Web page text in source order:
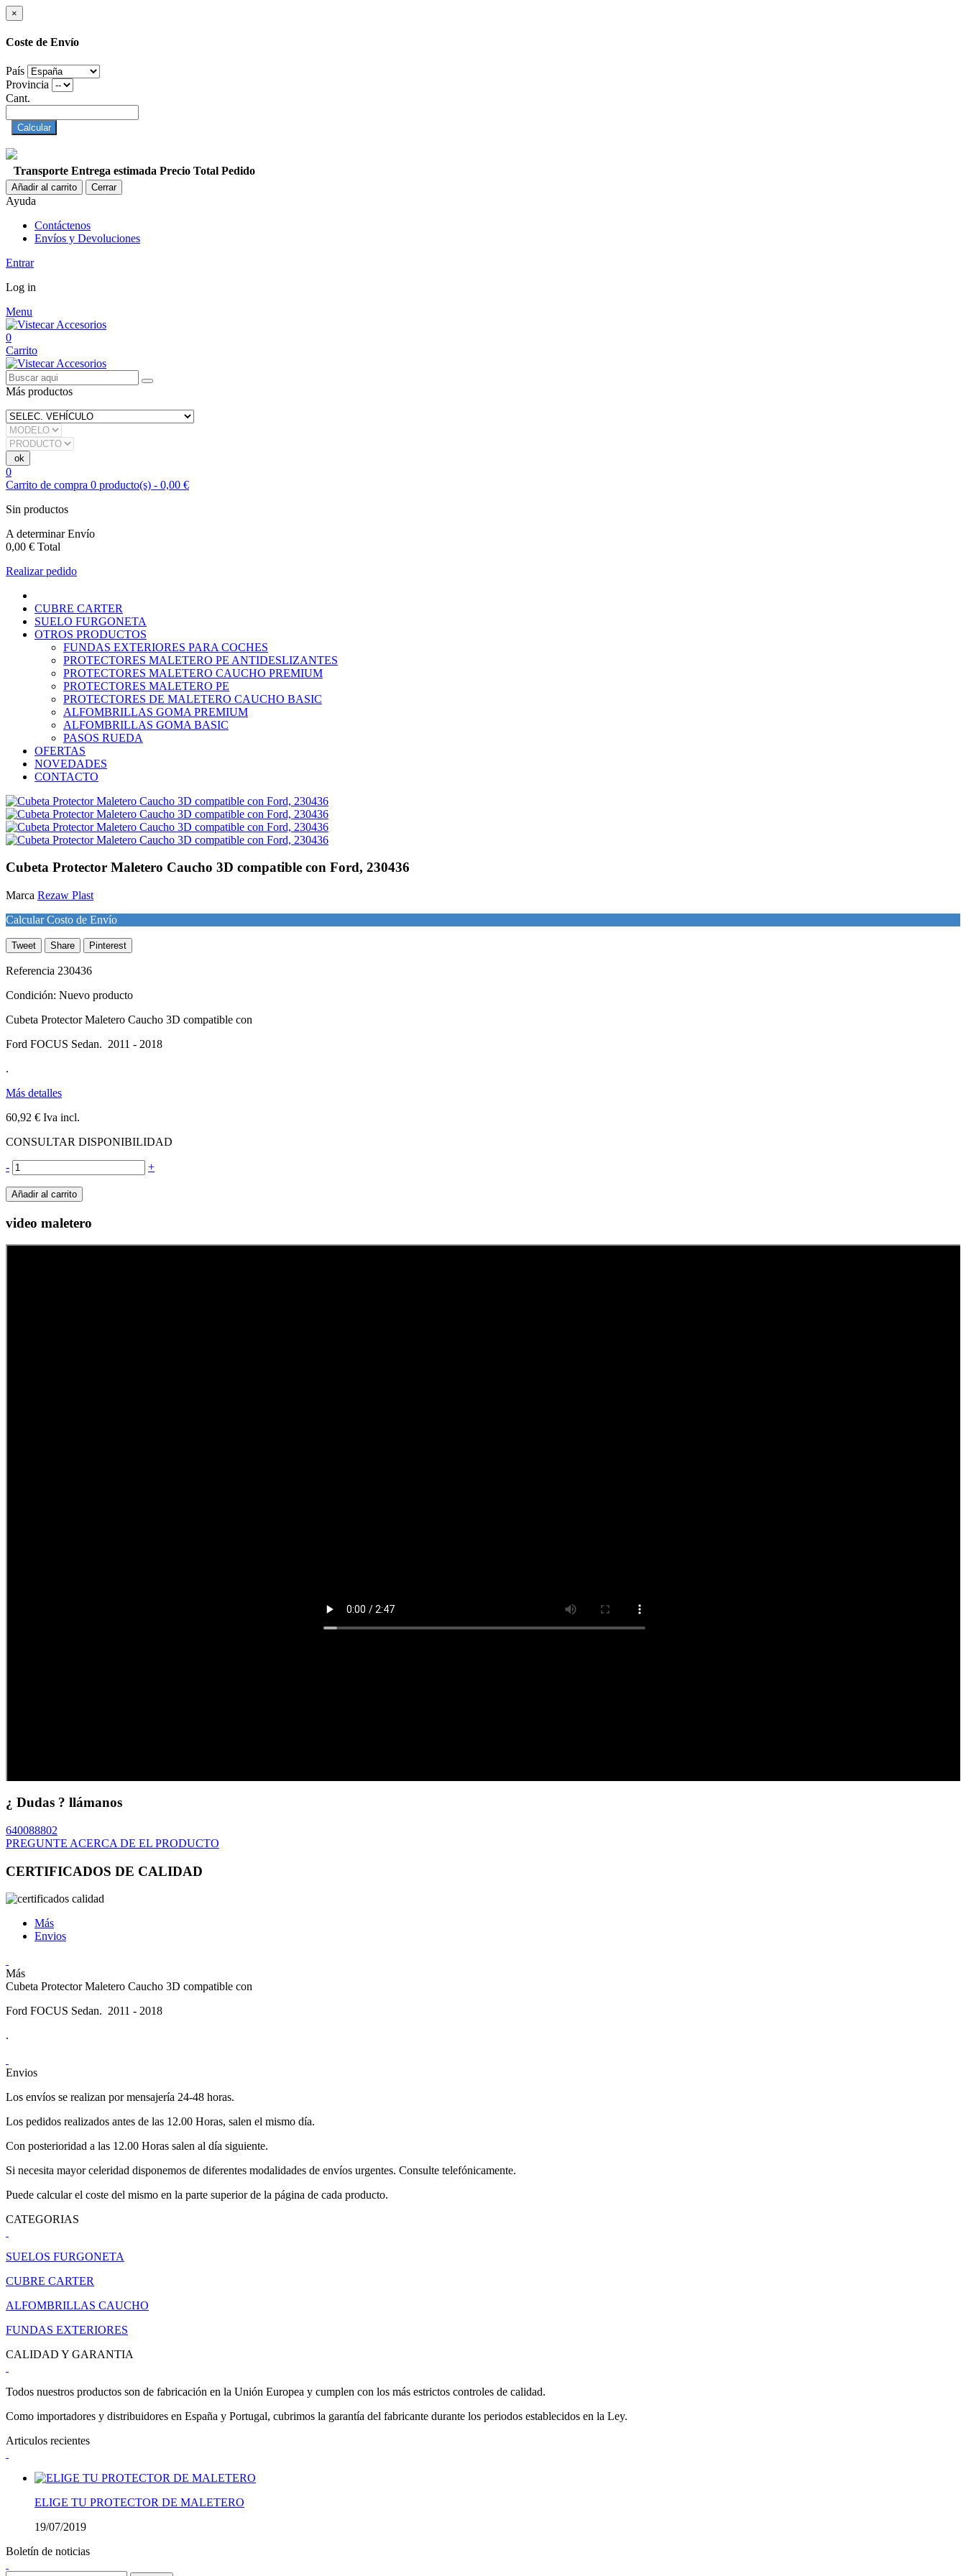
×
Coste de Envío
País
Provincia
Cant.
Calcular
Transporte Entrega estimada Precio Total Pedido
Añadir al carrito Cerrar
Ayuda
Contáctenos
Envíos y Devoluciones
Entrar
Log in
Menu
0
Carrito
Más productos
0
Carrito de compra 0 producto(s) - 0,00 €
Sin productos
A determinarEnvío
0,00 € Total
Realizar pedido
CUBRE CARTER
SUELO FURGONETA
OTROS PRODUCTOS
FUNDAS EXTERIORES PARA COCHES
PROTECTORES MALETERO PE ANTIDESLIZANTES
PROTECTORES MALETERO CAUCHO PREMIUM
PROTECTORES MALETERO PE
PROTECTORES DE MALETERO CAUCHO BASIC
ALFOMBRILLAS GOMA PREMIUM
ALFOMBRILLAS GOMA BASIC
PASOS RUEDA
OFERTAS
NOVEDADES
CONTACTO
Cubeta Protector Maletero Caucho 3D compatible con Ford, 230436
Marca Rezaw Plast
Calcular Costo de Envío
Tweet Share Pinterest
Referencia 230436
Condición: Nuevo producto
Cubeta Protector Maletero Caucho 3D compatible con
Ford FOCUS Sedan. 2011 - 2018
.
Más detalles
60,92 € Iva incl.
CONSULTAR DISPONIBILIDAD
- +
Añadir al carrito
video maletero
¿ Dudas ? llámanos
640088802
PREGUNTE ACERCA DE EL PRODUCTO
CERTIFICADOS DE CALIDAD
Más
Envios
Más
Cubeta Protector Maletero Caucho 3D compatible con
Ford FOCUS Sedan. 2011 - 2018
.
Envios
Los envíos se realizan por mensajería 24-48 horas.
Los pedidos realizados antes de las 12.00 Horas, salen el mismo día.
Con posterioridad a las 12.00 Horas salen al día siguiente.
Si necesita mayor celeridad disponemos de diferentes modalidades de envíos urgentes. Consulte telefónicamente.
Puede calcular el coste del mismo en la parte superior de la página de cada producto.
CATEGORIAS
SUELOS FURGONETA
CUBRE CARTER
ALFOMBRILLAS CAUCHO
FUNDAS EXTERIORES
CALIDAD Y GARANTIA
Todos nuestros productos son de fabricación en la Unión Europea y cumplen con los más estrictos controles de calidad.
Como importadores y distribuidores en España y Portugal, cubrimos la garantía del fabricante durante los periodos establecidos en la Ley.
Articulos recientes
ELIGE TU PROTECTOR DE MALETERO
19/07/2019
Boletín de noticias